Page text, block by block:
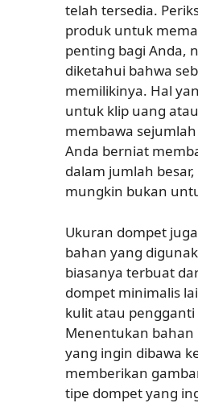
telah tersedia.
produk untuk
penting bagi Anda,
diketahui bahwa
memilikinya. Hal
untuk klip uang
membawa
Anda berniat
dalam jumlah
mungkin bukan
Ukuran dompet
bahan yang
biasanya terbuat
dompet minimalis
kulit atau
Menentukan
yang ingin dibawa
memberikan
tipe dompet yang